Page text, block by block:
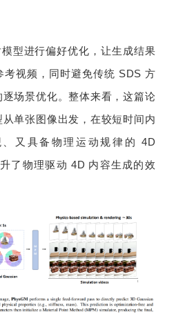
型进行偏好优化，让生成结果
考视频，同时避免传统 SDS 方
场景优化。整体来看，这篇论
单张图像出发，在较短时间内
又具备物理运动规律的 4D
了物理驱动 4D 内容生成的效